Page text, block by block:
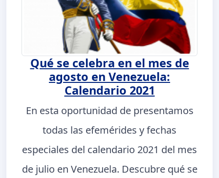
Qué se celebra en el mes de
agosto en Venezuela:
Calendario 2021
En esta oportunidad de presentamos
todas las efemérides y fechas
especiales del calendario 2021 del mes
de julio en Venezuela. Descubre qué se